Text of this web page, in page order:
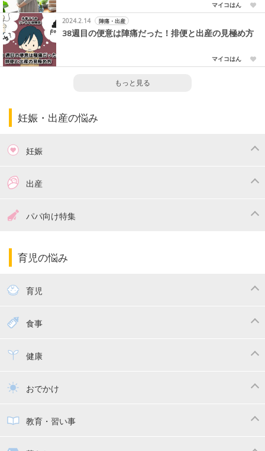
マイコはん
2024.2.14
陣痛・出産
38週目の便意は陣痛だった！排便と出産の見極め方
マイコはん
もっと見る
妊娠・出産の悩み
妊娠
つわり
妊娠中の食事
出産
出産準備パパ向け特集
パパ向け特集
育児の悩み
育児
赤ちゃんのお世話
寝かしつけ
トイトレ
食事
離乳食健康
乳幼児健診・予防接種
おでかけ
子供とおでかけ
教育・習い事